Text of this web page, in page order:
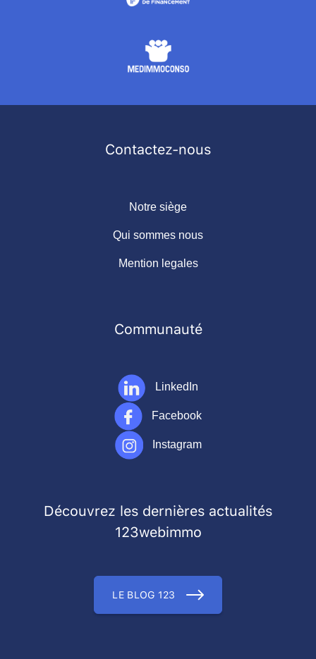
Contactez-nous
Notre siège
Qui sommes nous
Mention legales
Communauté
LinkedIn
Facebook
Instagram
Découvrez les dernières actualités
123webimmo
LE BLOG 123